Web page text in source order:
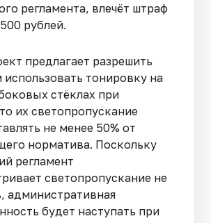
регламента, влечёт штраф
рублей.
предлагает разрешить
использовать тонировку на
стёклах при
их светопропускание
не менее 50% от
норматива. Поскольку
регламент
светопропускание не
административная
будет наступать при